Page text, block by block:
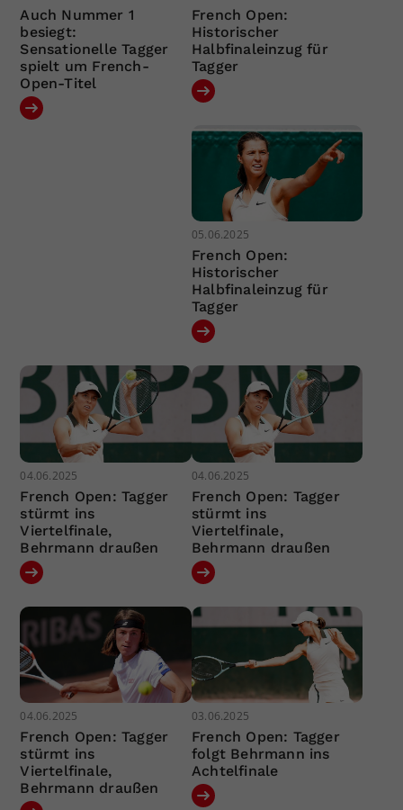
Auch Nummer 1
besiegt:
Sensationelle Tagger
spielt um French-
Open-Titel
French Open:
Historischer
Halbfinaleinzug für
Tagger
05.06.2025
French Open:
Historischer
Halbfinaleinzug für
Tagger
04.06.2025
French Open: Tagger
stürmt ins
Viertelfinale,
Behrmann draußen
04.06.2025
French Open: Tagger
stürmt ins
Viertelfinale,
Behrmann draußen
04.06.2025
French Open: Tagger
stürmt ins
Viertelfinale,
Behrmann draußen
03.06.2025
French Open: Tagger
folgt Behrmann ins
Achtelfinale